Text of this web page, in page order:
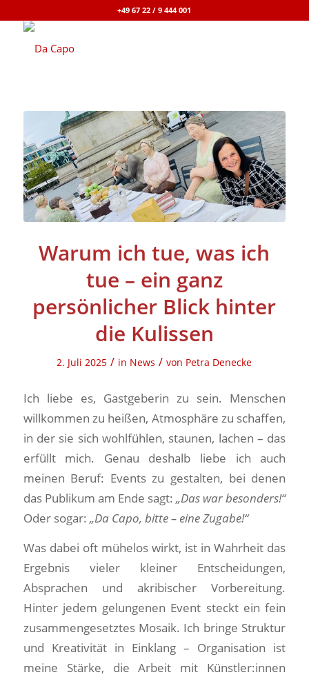
+49 67 22 / 9 444 001
Warum ich tue, was ich
tue – ein ganz
persönlicher Blick hinter
die Kulissen
2. Juli 2025 / in News / von Petra Denecke
Ich liebe es, Gastgeberin zu sein. Menschen
willkommen zu heißen, Atmosphäre zu schaffen,
in der sie sich wohlfühlen, staunen, lachen – das
erfüllt mich. Genau deshalb liebe ich auch
meinen Beruf: Events zu gestalten, bei denen
das Publikum am Ende sagt:„Das war besonders!“
Oder sogar: „Da Capo, bitte – eine Zugabe!“
Was dabei oft mühelos wirkt, ist in Wahrheit das
Ergebnis vieler kleiner Entscheidungen,
Absprachen und akribischer Vorbereitung.
Hinter jedem gelungenen Event steckt ein fein
zusammengesetztes Mosaik. Ich bringe Struktur
und Kreativität in Einklang – Organisation ist
meine Stärke, die Arbeit mit Künstler:innen